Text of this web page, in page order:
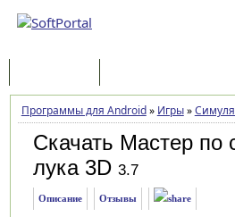
Программы для Android» Игры»
Скачать Мастер по
лука 3D 3.7
Описание Отзывы